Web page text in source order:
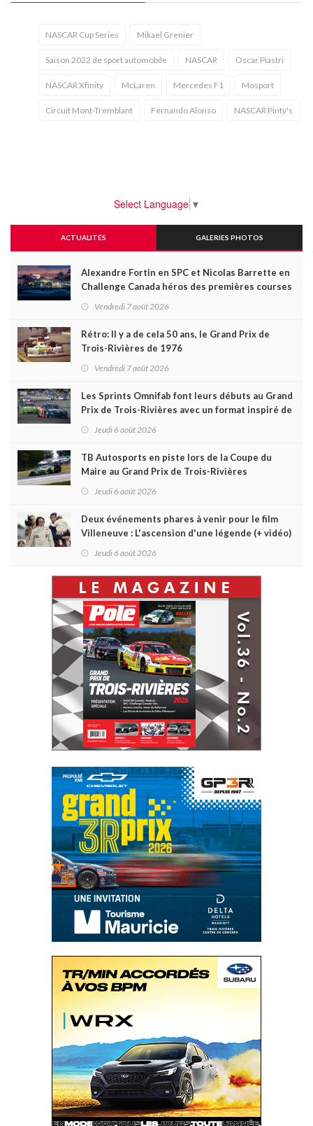
NASCAR Cup Series Mikael Grenier
Saison 2022 de sport automobile NASCAR Oscar Piastri
NASCAR Xfinity McLaren Mercedes F1 Mosport
Circuit Mont-Tremblant Fernando Alonso NASCAR Pinty's
Select Language ▼
ACTUALITÉS GALERIES PHOTOS
Alexandre Fortin en SPC et Nicolas Barrette en
Challenge Canada héros des premières courses
Vendredi 7 août 2026
Rétro: Il y a de cela 50 ans, le Grand Prix de
Trois-Rivières de 1976
Vendredi 7 août 2026
Les Sprints Omnifab font leurs débuts au Grand
Prix de Trois-Rivières avec un format inspiré de
Jeudi 6 août 2026
TB Autosports en piste lors de la Coupe du
Maire au Grand Prix de Trois-Rivières
Jeudi 6 août 2026
Deux événements phares à venir pour le film
Villeneuve : L'ascension d'une légende (+ vidéo)
Jeudi 6 août 2026